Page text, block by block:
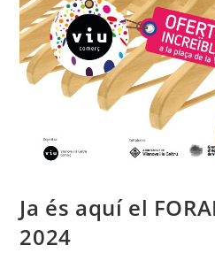
Ja és aquí el
2024